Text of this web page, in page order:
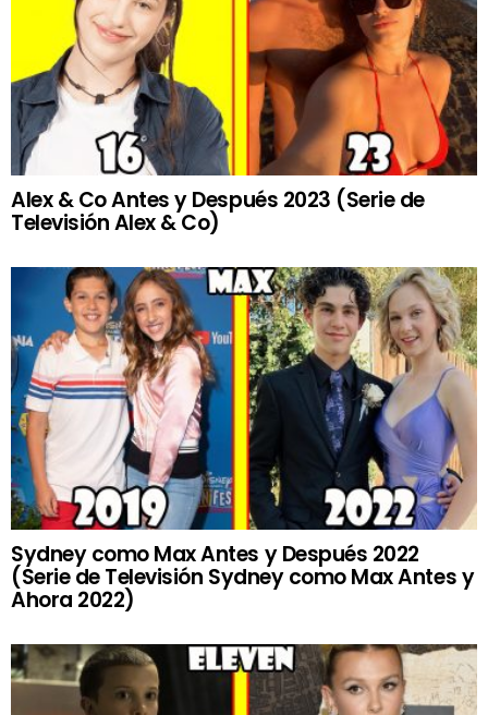
Alex & Co Antes y Después 2023 (Serie de
Televisión Alex & Co)
Sydney como Max Antes y Después 2022
(Serie de Televisión Sydney como Max Antes y
Ahora 2022)